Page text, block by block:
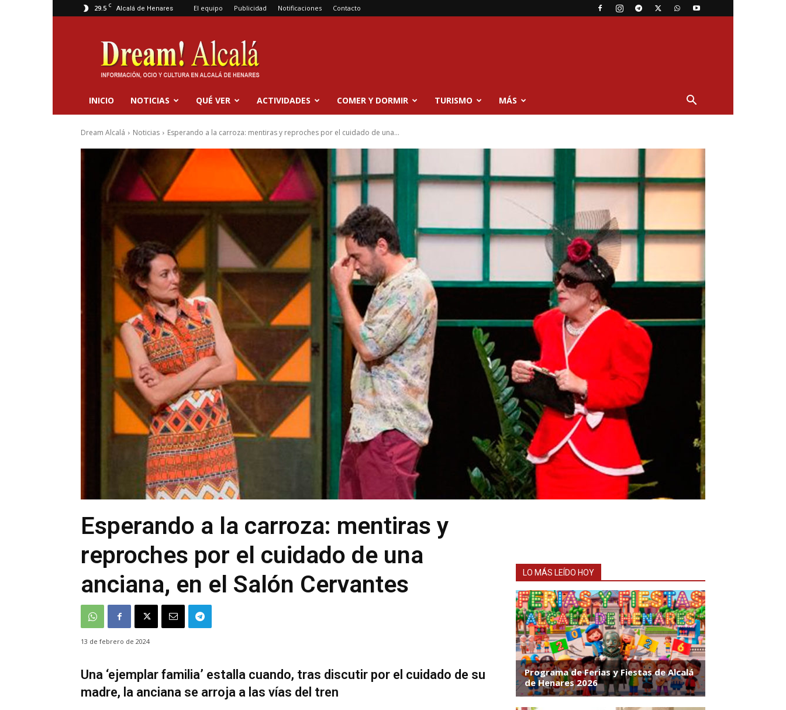
29.5 C Alcalá de Henares El equipo Publicidad Notificaciones Contacto
Dream
Alcalá
INICIO NOTICIAS QUÉ VER ACTIVIDADES COMER Y DORMIR TURISMO MÁS
Dream Alcalá Noticias Esperando a la carroza: mentiras y reproches por el cuidado de una...
Esperando a la carroza: mentiras y
reproches por el cuidado de una
anciana, en el Salón Cervantes
13 de febrero de 2024
Una ‘ejemplar familia’ estalla cuando, tras discutir por el cuidado de su
madre, la anciana se arroja a las vías del tren
LO MÁS LEÍDO HOY